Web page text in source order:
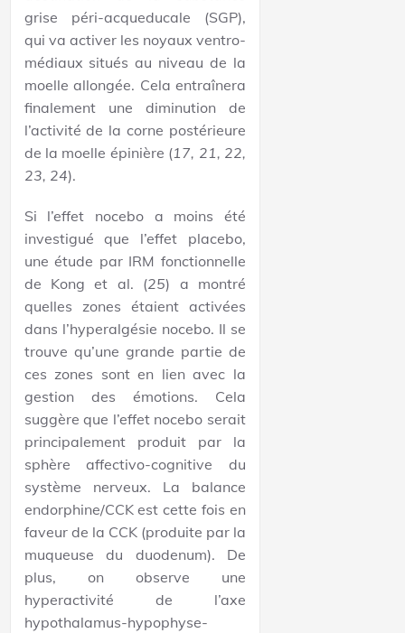
grise péri-acqueducale (SGP),
qui va activer les noyaux ventro-
médiaux situés au niveau de la
moelle allongée. Cela entraînera
finalement une diminution de
l’activité de la corne postérieure
de la moelle épinière (17, 21, 22,
23, 24).
Si l’effet nocebo a moins été
investigué que l’effet placebo,
une étude par IRM fonctionnelle
de Kong et al. (25) a montré
quelles zones étaient activées
dans l’hyperalgésie nocebo. Il se
trouve qu’une grande partie de
ces zones sont en lien avec la
gestion des émotions. Cela
suggère que l’effet nocebo serait
principalement produit par la
sphère affectivo-cognitive du
système nerveux. La balance
endorphine/CCK est cette fois en
faveur de la CCK (produite par la
muqueuse du duodenum). De
plus, on observe une
hyperactivité de l’axe
hypothalamus-hypophyse-